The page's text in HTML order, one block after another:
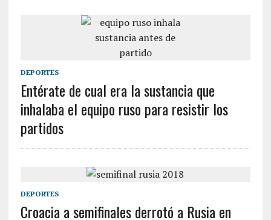
DEPORTES
Entérate de cual era la sustancia que
inhalaba el equipo ruso para resistir los
partidos
DEPORTES
Croacia a semifinales derrotó a Rusia en